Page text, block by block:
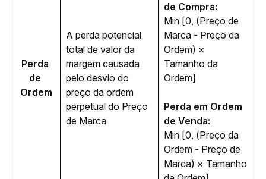
Perda
de
Ordem
A perda potencial
total de valor da
margem causada
pelo desvio do
preço da ordem
perpetual do Preço
de Marca
de Compra:
Min [0, (Preço de
Marca - Preço da
Ordem) ×
Tamanho da
Ordem]
Perda em Ordem
de Venda:
Min [0, (Preço da
Ordem - Preço de
Marca) × Tamanho